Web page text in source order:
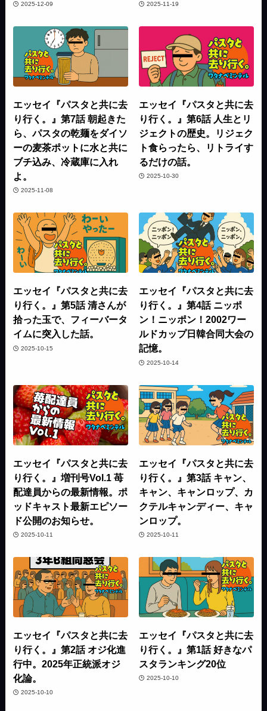
2025-12-09 2025-11-19
エッセイ『パスタと共に去
り行く。』第7話 朝起きた
ら、パスタの乾麺をダイソ
ーの麦茶ポットに水と共に
ブチ込み、冷蔵庫に入れ
よ。
2025-11-08
エッセイ『パスタと共に去
り行く。』第6話 人生とリ
ジェクトの歴史。リジェク
ト食らったら、リトライす
るだけの話。
2025-10-30
エッセイ『パスタと共に去
り行く。』第5話 清さんが
拾った玉で、フィーバータ
イムに突入した話。
2025-10-15
エッセイ『パスタと共に去
り行く。』第4話 ニッポ
ン！ニッポン！2002ワー
ルドカップ日韓合同大会の
記憶。
2025-10-14
エッセイ『パスタと共に去
り行く。』増刊号Vol.1 苺
配達員からの最新情報。ポ
ッドキャスト最新エピソー
ド公開のお知らせ。
2025-10-11
エッセイ『パスタと共に去
り行く。』第3話 キャン、
キャン、キャンロップ、カ
クテルキャンディー、キャ
ンロップ。
2025-10-11
エッセイ『パスタと共に去
り行く。』第2話 オジ化進
行中。2025年正統派オジ
化論。
2025-10-10
エッセイ『パスタと共に去
り行く。』第1話 好きなパ
スタランキング20位
2025-10-10